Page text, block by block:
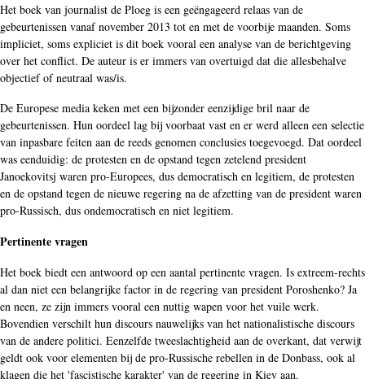
Het boek van journalist de Ploeg is een geëngageerd relaas van de
gebeurtenissen vanaf november 2013 tot en met de voorbije maanden. Soms
impliciet, soms expliciet is dit boek vooral een analyse van de berichtgeving
over het conflict. De auteur is er immers van overtuigd dat die allesbehalve
objectief of neutraal was/is.
De Europese media keken met een bijzonder eenzijdige bril naar de
gebeurtenissen. Hun oordeel lag bij voorbaat vast en er werd alleen een selectie
van inpasbare feiten aan de reeds genomen conclusies toegevoegd. Dat oordeel
was eenduidig: de protesten en de opstand tegen zetelend president
Janoekovitsj waren pro-Europees, dus democratisch en legitiem, de protesten
en de opstand tegen de nieuwe regering na de afzetting van de president waren
pro-Russisch, dus ondemocratisch en niet legitiem.
Pertinente vragen
Het boek biedt een antwoord op een aantal pertinente vragen. Is extreem-rechts
al dan niet een belangrijke factor in de regering van president Poroshenko? Ja
en neen, ze zijn immers vooral een nuttig wapen voor het vuile werk.
Bovendien verschilt hun discours nauwelijks van het nationalistische discours
van de andere politici. Eenzelfde tweeslachtigheid aan de overkant, dat verwijt
geldt ook voor elementen bij de pro-Russische rebellen in de Donbass, ook al
klagen die het 'fascistische karakter' van de regering in Kiev aan.